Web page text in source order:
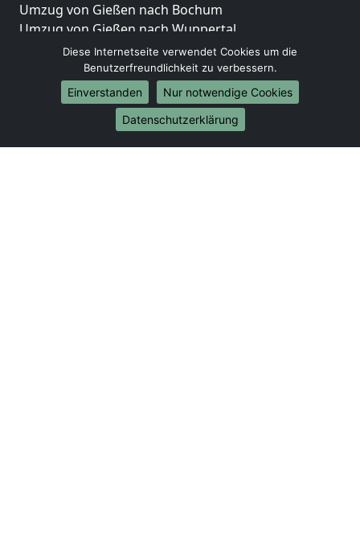
Umzug von Gießen nach Bochum
Umzug von Gießen nach Wuppertal
Umzug von Gießen nach Bielefeld
Umzug von Gießen nach Bonn
Umzug von Gießen nach Münster
Internationale-Umzüge
Umzug von Gießen nach Brasilien
Diese Internetseite verwendet Cookies um die
Benutzerfreundlichkeit zu verbessern.
Einverstanden
Nur notwendige Cookies
Datenschutzerklärung